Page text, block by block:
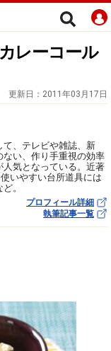
レーコール
更新日： 2011年03月17日
、テレビや雑誌、新
い、作り手重視の効率
気となっている。近著
いやすい台所道具には
。
プロフィール詳細
執筆記事一覧